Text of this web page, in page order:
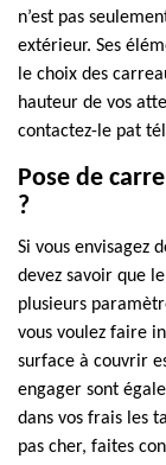
n’est pas
extérieur. Ses
le choix des
hauteur de vos
contactez-le pat
Pose de
?
Si vous envisagez
devez savoir que
plusieurs
vous voulez faire
surface à couvrir
engager sont
dans vos frais les
pas cher, faites